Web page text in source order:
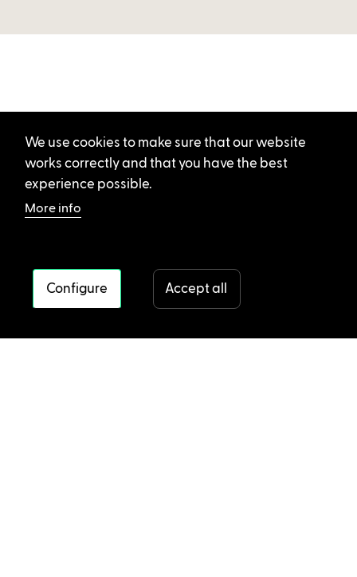
We use cookies to make sure that our website
works correctly and that you have the best
experience possible.
More info
Configure Accept all